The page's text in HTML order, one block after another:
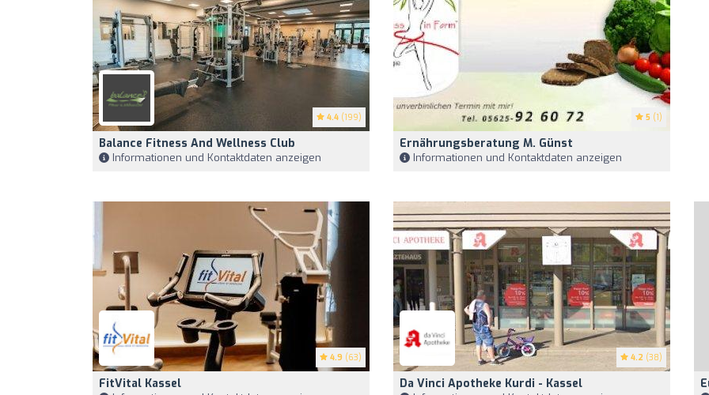
4.4 (199)
Balance Fitness And Wellness Club
Informationen und Kontaktdaten anzeigen
5 (1)
Ernährungsberatung M. Günst
Informationen und Kontaktdaten anzeigen
4.9 (63)
FitVital Kassel
4.2 (38)
Da Vinci Apotheke Kurdi - Kassel